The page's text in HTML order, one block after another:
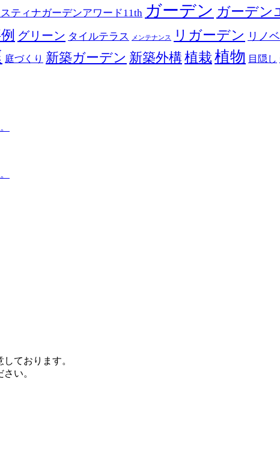
ティナガーデンアワード11th ガーデン ガーデン
グリーン タイルテラス メンテナンス リガーデン リノ
庭づくり 新築ガーデン 新築外構植栽 植物 目隠し
ております。
い。